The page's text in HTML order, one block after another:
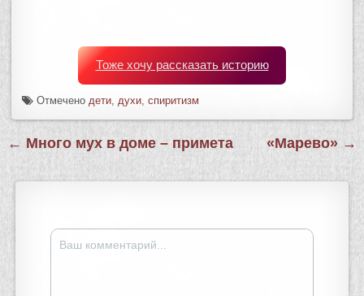
Тоже хочу рассказать историю
Отмеченодети,духи,спиритизм
Навигация
записям
← Много мух в доме – примета «Марево» →